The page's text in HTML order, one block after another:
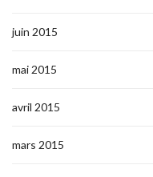
juin 2015
mai 2015
avril 2015
mars 2015